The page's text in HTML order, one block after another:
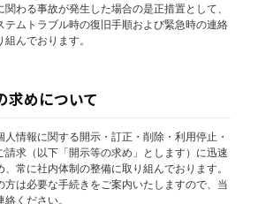
わる事故が発生した場合の是正措置として、
テムトラブル時の復旧手順および緊急時の連絡
んでおります。
求めについて
情報に関する開示・訂正・削除・利用停止・
請求（以下「開示等の求め」とします）に迅速
常に社内体制の整備に取り組んでおります。
方は必要な手続きをご案内いたしますので、当
ください。